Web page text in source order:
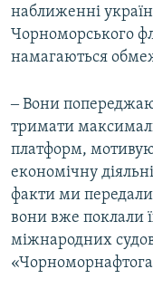
наближенні
Чорноморського
намагаються
‒ Вони
тримати
платформ,
економічну
факти ми
вони вже поклали
міжнародних